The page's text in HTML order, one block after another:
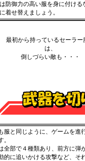
防御力の高い服を身に付ける
着せ替えましょう。
最初から持っているセーラー
は、
倒しづらい敵も・・・
服と同じように、ゲームを進
。
全部で４種類あり、前方に弾
的に追いかける攻撃など、そ